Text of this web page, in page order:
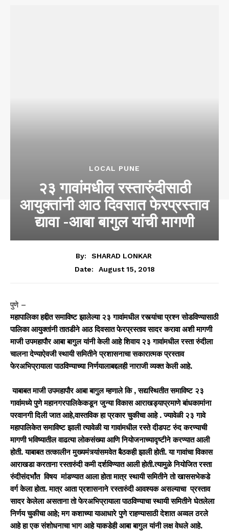
LOCAL PUNE
२३ गावांमधील रस्तारुंदीसाठी
आयुक्तांनी आठ दिवसात फेरप्रस्ताव
द्यावा -आबा बागुल यांची मागणी
By:
SHARAD LONKAR
Date:
August 15, 2018
पुणे –
महापालिका हद्दीतसमाविष्टझालेल्या२३ गावांमधील रस्त्यांचा प्रश्न सोडविण्यासाठी
पालिका आयुक्तांनी तातडीने आठ दिवसात फेरप्रस्ताव सादर करावा अशी मागणी
माजी उपमहापौर आबा बागुल यांनी केली आहे शिवाय २३ गावांमधील रस्ता रुंदीला
चालना देण्याऐवजी स्थायी समितीने प्रशासनाचा सकारात्मक प्रस्ताव
फेरअभिप्रायाला पाठविण्याच्या निर्णयालाबद्दलही नाराजी व्यक्त केली आहे.
याबाबत माजी उपमहापौर आबा बागुल म्हणाले कि , सद्यस्थितीत समाविष्ट २३
गावांमध्ये पुणे महानगरपालिकेकडून जुन्या विकास आराखड्याप्रमाणे बांधकामांना
परवानगी दिली जात आहे,वास्तविक हा प्रकार चुकीचा आहे . ज्यावेळी २३ गावे
महापालिकेत समाविष्ट झाली त्यावेळी या गावांमधील रस्ते दीडपट रुंद करण्याची
मागणी भविष्यातील वाढत्या लोकसंख्या आणि नियोजनाच्यादृष्टीने करण्यात आली
होती. याबाबत तत्कालीन मुख्यमंत्र्यांसमवेत बैठकही झाली होती. या गावांचा विकास
आराखडा करताना रस्तारुंदी कमी दर्शविण्यात आली होती.त्यामुळे नियोजित रस्ता
रुंदीसंदर्भांत विषय मांडण्यात आला होता मात्र स्थायी समितीने तो खाससभेकडे
वर्ग केला होता. मात्र आता प्रशासनाने रस्तारुंदी आवश्यक असल्याचा प्रस्ताव
सादर केलेला असताना तो फेरअभिप्रायाला पाठविण्याचा स्थायी समितीने घेतलेला
निर्णय चुकीचा आहे; मग कशाच्या याआधारे पुणे राहण्यासाठी देशात अव्वल ठरले
आहे हा एक संशोधनाचा भाग आहे याकडेही आबा बागुल यांनी लक्ष वेधले आहे.